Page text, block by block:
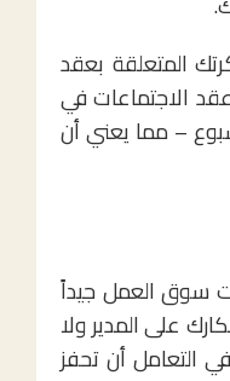
المتعلقة بعقد
الاجتماعات في
– مما يعني أن
سوق العمل جيداً
على المدير ولا
التعامل أن تحفز